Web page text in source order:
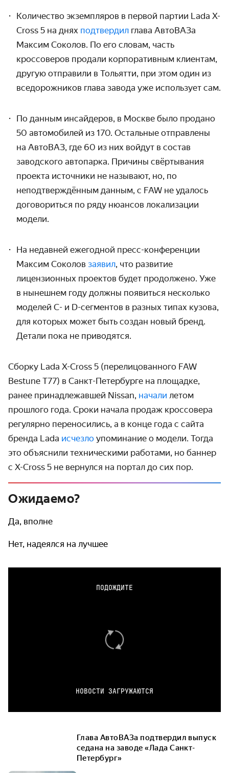
Количество экземпляров в первой партии Lada X-
Cross 5 на днях подтвердил глава АвтоВАЗа
Максим Соколов. По его словам, часть
кроссоверов продали корпоративным клиентам,
другую отправили в Тольятти, при этом один из
вседорожников глава завода уже использует сам.
По данным инсайдеров, в Москве было продано
50 автомобилей из 170. Остальные отправлены
на АвтоВАЗ, где 60 из них войдут в состав
заводского автопарка. Причины свёртывания
проекта источники не называют, но, по
неподтверждённым данным, с FAW не удалось
договориться по ряду нюансов локализации
модели.
На недавней ежегодной пресс-конференции
Максим Соколов заявил, что развитие
лицензионных проектов будет продолжено. Уже
в нынешнем году должны появиться несколько
моделей C- и D-сегментов в разных типах кузова,
для которых может быть создан новый бренд.
Детали пока не приводятся.
Сборку Lada X-Cross 5 (перелицованного FAW
Bestune T77) в Санкт-Петербурге на площадке,
ранее принадлежавшей Nissan, начали летом
прошлого года. Сроки начала продаж кроссовера
регулярно переносились, а в конце года с сайта
бренда Lada исчезло упоминание о модели. Тогда
это объяснили техническими работами, но баннер
с X-Cross 5 не вернулся на портал до сих пор.
Ожидаемо?
Да, вполне
Нет, надеялся на лучшее
ПОДОЖДИТЕ
НОВОСТИ ЗАГРУЖАЮТСЯ
Глава АвтоВАЗа подтвердил выпуск
седана на заводе «Лада Санкт-
Петербург»